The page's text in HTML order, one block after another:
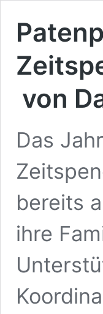
von
Das
bereits
ihre